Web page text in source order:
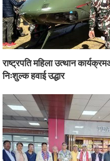
राष्ट्रपति महिला उत्थान
निःशुल्क हवाई उद्धार